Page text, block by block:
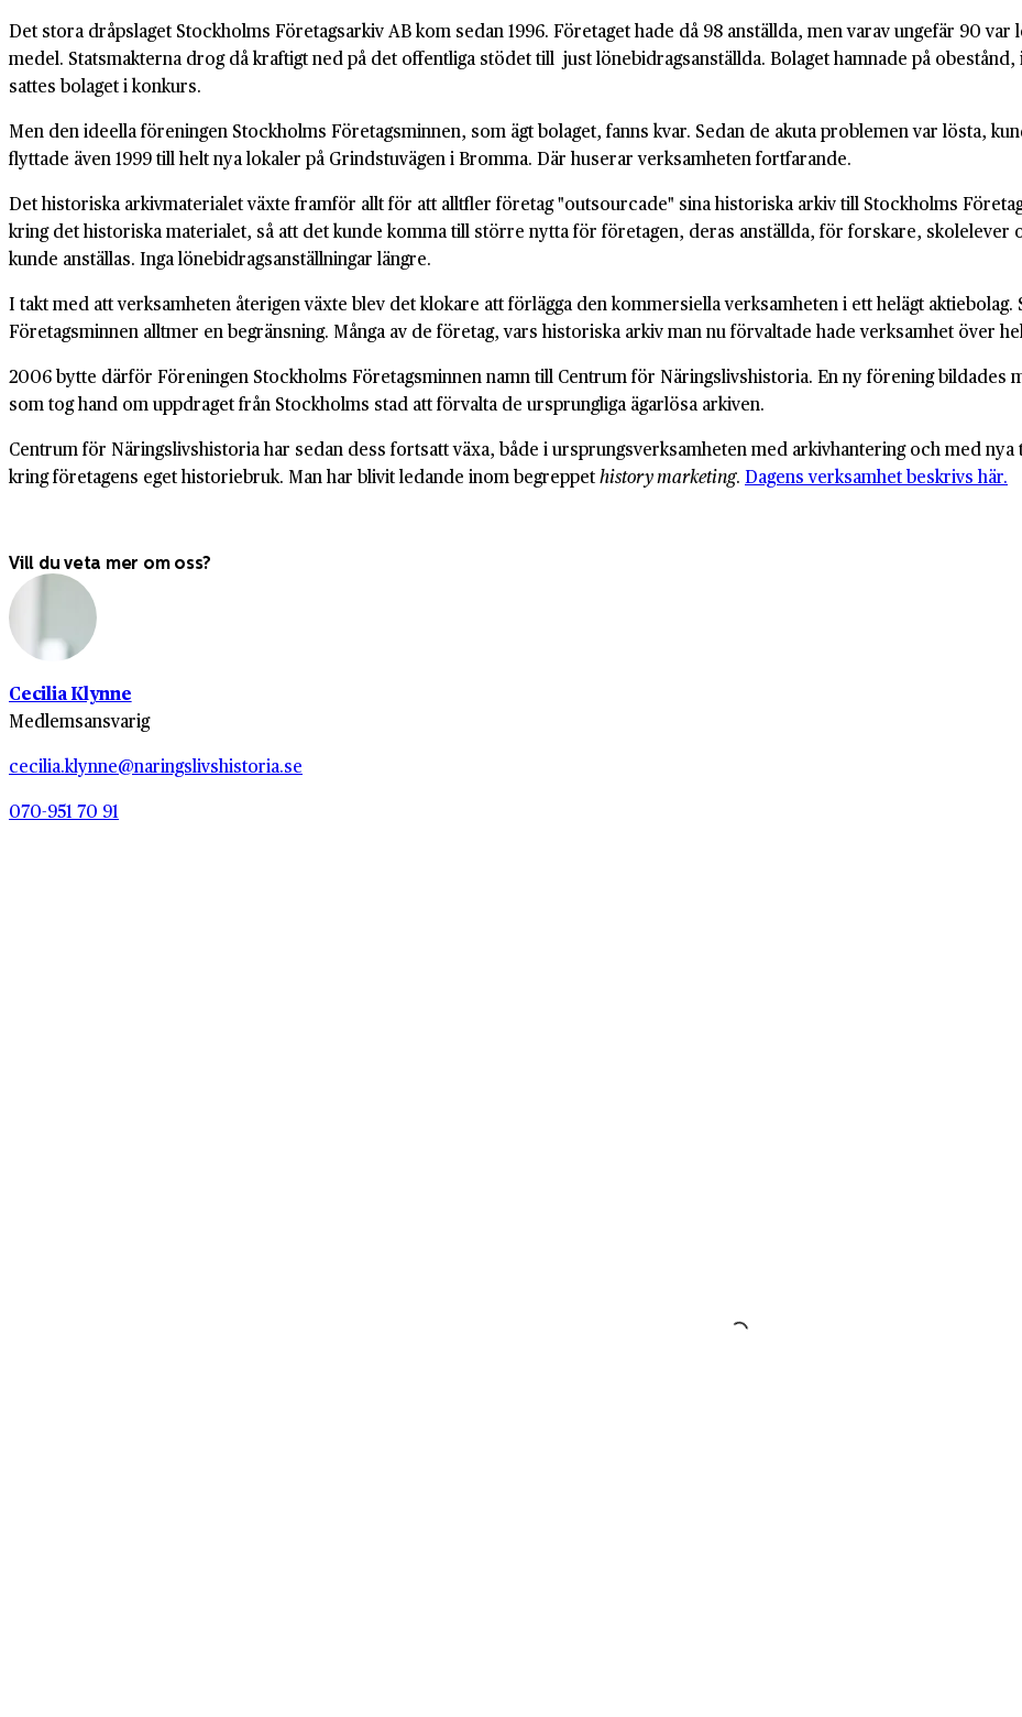
Det stora dråpslaget Stockholms Företagsarkiv AB kom sedan 1996. Företaget hade då 98 anställda, men varav ungefär 90
medel. Statsmakterna drog då kraftigt ned på det offentliga stödet till just lönebidragsanställda. Bolaget hamnade på
sattes bolaget i konkurs.
Men den ideella föreningen Stockholms Företagsminnen, som ägt bolaget, fanns kvar. Sedan de akuta problemen var lösta,
flyttade även 1999 till helt nya lokaler på Grindstuvägen i Bromma. Där huserar verksamheten fortfarande.
Det historiska arkivmaterialet växte framför allt för att alltfler företag "outsourcade" sina historiska arkiv till Stockholms
kring det historiska materialet, så att det kunde komma till större nytta för företagen, deras anställda, för forskare, skolelever
kunde anställas. Inga lönebidragsanställningar längre.
I takt med att verksamheten återigen växte blev det klokare att förlägga den kommersiella verksamheten i ett helägt
Företagsminnen alltmer en begränsning. Många av de företag, vars historiska arkiv man nu förvaltade hade verksamhet över
2006 bytte därför Föreningen Stockholms Företagsminnen namn till Centrum för Näringslivshistoria. En ny förening bildades
som tog hand om uppdraget från Stockholms stad att förvalta de ursprungliga ägarlösa arkiven.
Centrum för Näringslivshistoria har sedan dess fortsatt växa, både i ursprungsverksamheten med arkivhantering och med
kring företagens eget historiebruk. Man har blivit ledande inom begreppethistory marketing. Dagens verksamhet beskrivs här.
Vill du veta mer om oss?
Cecilia Klynne
Medlemsansvarig
cecilia.klynne@naringslivshistoria.se
070-951 70 91